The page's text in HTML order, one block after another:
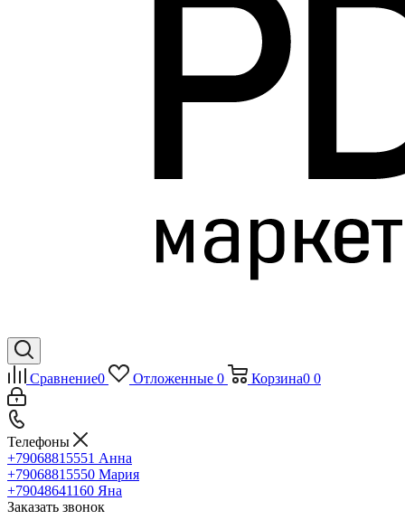
Сравнение0 Отложенные 0 Корзина0 0
Телефоны
+79068815551 Анна
+79068815550 Мария
+79048641160 Яна
Заказать звонок